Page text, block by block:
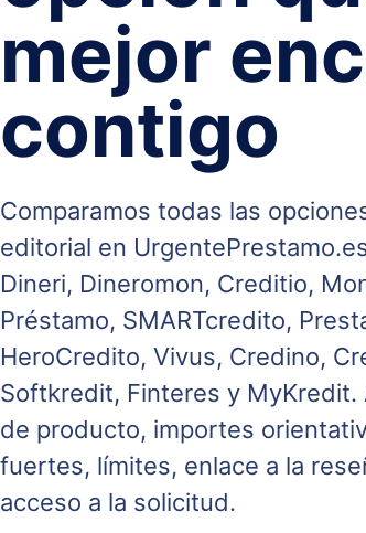
mejor
contigo
Comparamos todas las
editorial en
Dineri, Dineromon, Creditio,
Préstamo, SMARTcredito,
HeroCredito, Vivus, Credino,
Softkredit, Finteres y MyKredit.
de producto, importes
fuertes, límites, enlace a la
acceso a la solicitud.